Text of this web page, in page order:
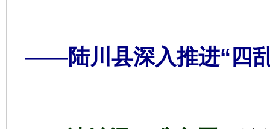
——陆川县深入推进“四